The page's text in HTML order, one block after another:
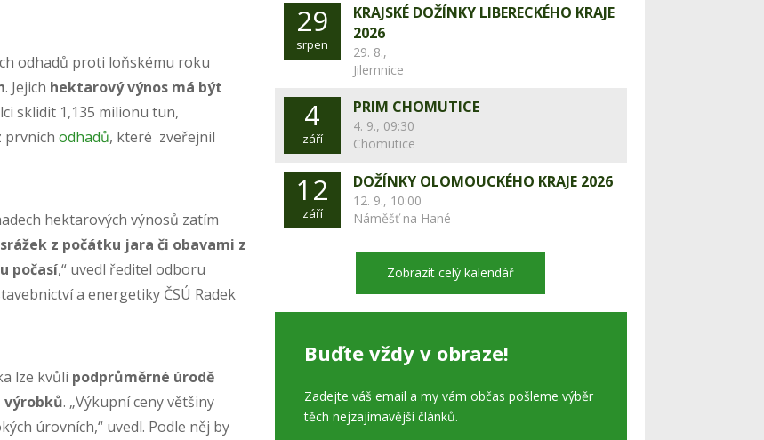
odhadů proti loňskému roku
. Jejich hektarový výnos má být
sklidit 1,135 milionu tun,
prvníchodhadů, které zveřejnil
hektarových výnosů zatím
z počátku jara či obavami z
počasí,“ uvedl ředitel odboru
a energetiky ČSÚ Radek
lze kvůli podprůměrné úrodě
výrobků. „Výkupní ceny většiny
úrovních,“ uvedl. Podle něj by
29
srpen
KRAJSKÉ DOŽÍNKY LIBERECKÉHO KRAJE
2026
29. 8.,
Jilemnice
4
září
PRIM CHOMUTICE
4. 9., 09:30
Chomutice
12
září
DOŽÍNKY OLOMOUCKÉHO KRAJE 2026
12. 9., 10:00
Náměšť na Hané
Zobrazit celý kalendář
Buďte vždy v obraze!
Zadejte váš email a my vám občas pošleme výběr
těch nejzajímavější článků.